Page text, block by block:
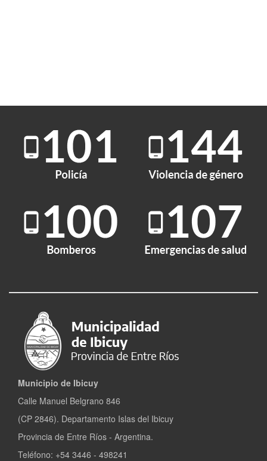
Municipio de Ibicuy
Calle Manuel Belgrano 846
(CP 2846). Departamento Islas del Ibicuy
Provincia de Entre Ríos - Argentina.
Teléfono: +54 3446 - 498241